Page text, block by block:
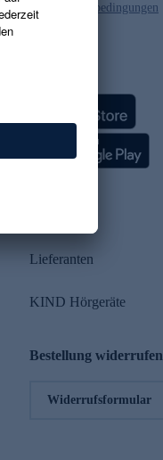
und die Gutscheinbedingungen
Lieferanten
KIND Hörgeräte
Bestellung widerrufen
Widerrufsformular